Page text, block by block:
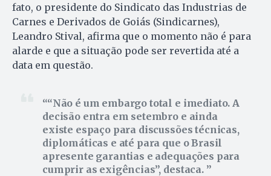
fato, o presidente do Sindicato das Industrias de
Carnes e Derivados de Goiás (Sindicarnes),
Leandro Stival, afirma que o momento não é para
alarde e que a situação pode ser revertida até a
data em questão.
“Não é um embargo total e imediato. A
decisão entra em setembro e ainda
existe espaço para discussões técnicas,
diplomáticas e até para que o Brasil
apresente garantias e adequações para
cumprir as exigências”, destaca.